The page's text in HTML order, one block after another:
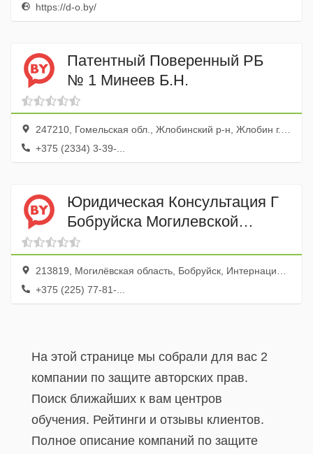
https://d-o.by/
Патентный Поверенный РБ
№ 1 Минеев Б.Н.
247210, Гомельская обл., Жлобинский р-н, Жлобин г., Микрорайон-17, 11, 5
+375 (2334) 3-39-...
Юридическая Консультация Г
Бобруйска Могилевской
Областной Коллегии
Адвокатов
213819, Могилёвская область, Бобруйск, Интернациональная улица, 54
+375 (225) 77-81-...
На этой странице мы собрали для вас 2
компании по защите авторских прав.
Поиск ближайших к вам центров
обучения. Рейтинги и отзывы клиентов.
Полное описание компаний по защите